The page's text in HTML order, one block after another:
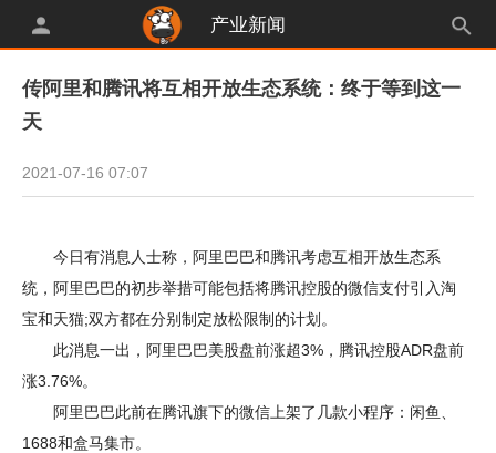
产业新闻
传阿里和腾讯将互相开放生态系统：终于等到这一
天
2021-07-16 07:07
今日有消息人士称，阿里巴巴和腾讯考虑互相开放生态系
统，阿里巴巴的初步举措可能包括将腾讯控股的微信支付引入淘
宝和天猫;双方都在分别制定放松限制的计划。
此消息一出，阿里巴巴美股盘前涨超3%，腾讯控股ADR盘前
涨3.76%。
阿里巴巴此前在腾讯旗下的微信上架了几款小程序：闲鱼、
1688和盒马集市。